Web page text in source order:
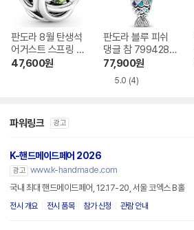
판도라 8월 탄생석
어거스트 스프링 그
린 이터니티 서클
47,600원
판도라 블루 피쉬
댕글 참 799428C
01
77,900원
5.0 (4)
파워링크 광고
K-핸드메이드페어 2026
광고 www.k-handmade.com
국내 최대 핸드메이드페어, 12.17-20, 서울 코엑스 B홀
전시 개요 전시 품목 참가 신청 관람 안내